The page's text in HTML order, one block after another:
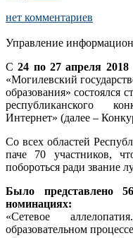
нет комментариев
Управление
С 24 по 27 апреля 2018
«Могилевский
образования» состоялся
республиканского
Интернет» (далее –
Со всех областей
паче 70 участников,
побороться ради звание
Было представлено
номинациях:
«Сетевое
образовательном